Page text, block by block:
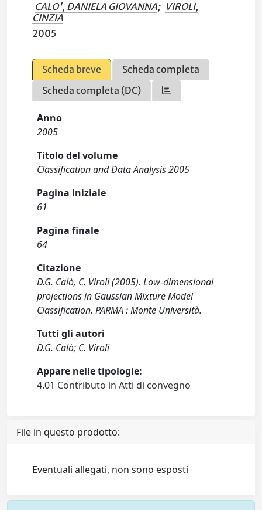
CALO', DANIELA GIOVANNA; VIROLI,
CINZIA
2005
Scheda breve
Scheda completa
Scheda completa (DC)
Anno
2005
Titolo del volume
Classification and Data Analysis 2005
Pagina iniziale
61
Pagina finale
64
Citazione
D.G. Calò, C. Viroli (2005). Low-dimensional
projections in Gaussian Mixture Model
Classification. PARMA : Monte Università.
Tutti gli autori
D.G. Calò; C. Viroli
Appare nelle tipologie:
4.01 Contributo in Atti di convegno
File in questo prodotto:
Eventuali allegati, non sono esposti